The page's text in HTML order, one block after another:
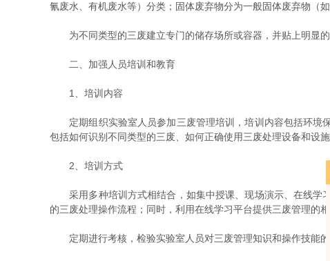
氰废水、有机废水等）分类；固体废弃物分为一般固体废弃物（
为不同类型的三废建立专门的储存场所或容器，并贴上明显的
二、加强人员培训和教育
1、培训内容
定期组织实验室人员参加三废管理培训，培训内容包括环境保
包括如何识别不同类型的三废、如何正确使用三废处理设备和设施
2、培训方式
采用多种培训方式相结合，如集中授课、现场演示、在线学
的三废处理操作流程；同时，利用在线学习平台提供三废管理的
定期进行考核，检验实验室人员对三废管理知识和操作技能的